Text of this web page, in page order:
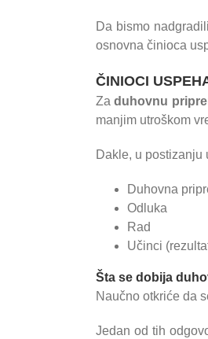
Da bismo
osnovna činioca
ČINIOCI
Zaduhovnu
manjim utroškom
Dakle, u postizanju
Duhovna
Odluka
Rad
Učinci
Šta se dobija
Naučno otkriće da
Jedan od tih